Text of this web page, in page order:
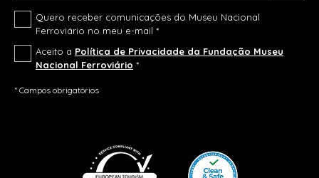
Quero receber comunicações do Museu Nacional
Ferroviário no meu e-mail *
Aceito a Política de Privacidade da Fundação Museu
Nacional Ferroviário *
* Campos obrigatórios